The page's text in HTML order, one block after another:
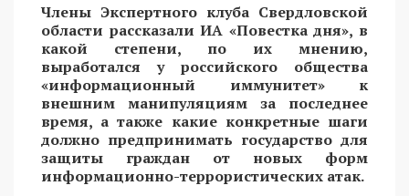
Члены Экспертного клуба Свердловской
области рассказали ИА «Повестка дня», в
какой степени, по их мнению,
выработался у российского общества
«информационный иммунитет» к
внешним манипуляциям за последнее
время, а также какие конкретные шаги
должно предпринимать государство для
защиты граждан от новых форм
информационно-террористических атак.